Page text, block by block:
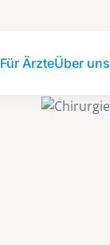
Für ÄrzteÜber uns